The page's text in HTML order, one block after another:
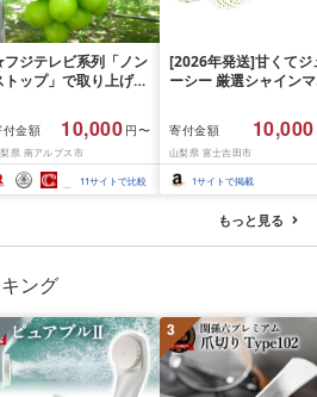
ジテレビ系列「ノン
トップ」で取り上げら
先行予約]南アルプス市
シャインマスカット
以上(2〜3房)ふる
と納税 おすすめ 山梨
県 南アルプス市 送料無
付金額 10,000 円〜
県 南アルプス市
11サイトで比較
[2026年発送]甘くてジ
ーシー 厳選シャインマ
月前半(1〜15日)から
月下旬までの発送) フ
ーツ ぶどう 果物 山梨
産 2026 旬 大粒 高級
寄付金額 10,000
山梨県 富士吉田市
1サイトで掲載
もっと見る
ング
3